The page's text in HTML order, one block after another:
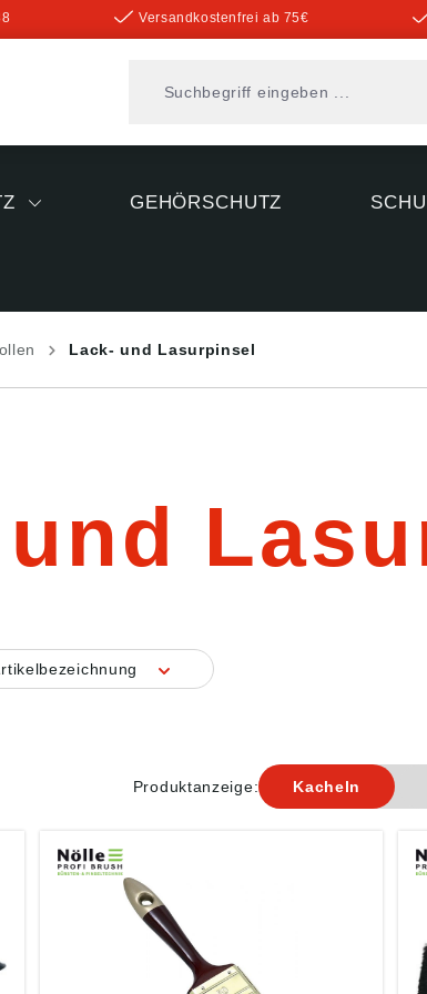
Versandkostenfrei ab 75€
GEHÖRSCHUTZ
Lack- und Lasurpinsel
Produktanzeige: Kacheln